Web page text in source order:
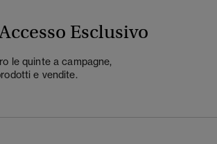
Esclusivo
le quinte a campagne,
e vendite.